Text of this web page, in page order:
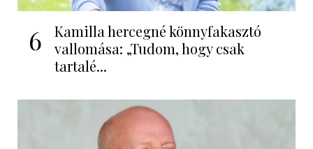
6
Kamilla hercegné könnyfakasztó
vallomása: „Tudom, hogy csak
tartalé...